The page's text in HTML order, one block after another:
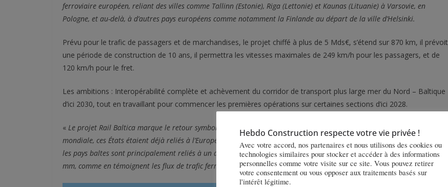
ferroviaire européen, reliant des villes comme Tallinn (Estonie), Riga (Lettonie) et Kaunas (Lituanie) à Varsovie, en
Pologne, et au-delà, à d’autres pays européens comme notamment la Finlande au départ de la ville d’Helsinki.
Prévu pour le trafic de passagers et de marchandises, le projet chiffé à plus de 5 Mds€, s’étend sur 870 km, il prévoit
une période de construction de 10 ans, il permettra les vitesses maximales de 249 km/h pour les passagers, et de
120 km/h pour le fret.
Les ambitions : Interopérabilité complète et achèvement du corridor de transport plus large mer du Nord – Baltique
d’ici 2030, tout en travaillant pour commencer les premières opérations sur certaines sections d’ici 2028.
« Le projet Rail Baltica marque le retour symbolique des États baltes au sein de l’Europe. Jusqu’à la Seconde Guerre
mondiale, ces États étaient déjà reliés à l’Europe par des rails de 1 435 mm de large. Mais depuis le milieu du XXe siècle,
les pays baltes sont principalement reliés à un axe ferroviaire est-ouest utilisant des rails russes à écartement de 1 520
mm, comme en témoignent les flux de trafic ferroviaire actuels.»
Hebdo Construction respecte votre vie privée !
Avec votre accord, nos partenaires et nous utilisons des cookies ou
technologies similaires pour stocker et accéder à des informations
personnelles comme votre visite sur ce site. Vous pouvez retirer
votre consentement ou vous opposer aux traitements basés sur
l'intérêt légitime.